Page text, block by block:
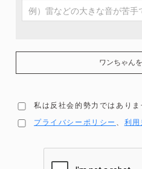
ワンちゃん
私は反社会的勢力ではありま
プライバシーポリシー 、 利用